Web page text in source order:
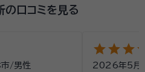
の口コミを見る
/男性
starstarstar
2026年5月